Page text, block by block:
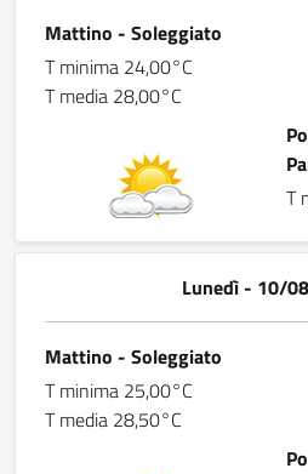
Mattino - Soleggiato
T minima 24,00°C
T media 28,00°C
T
Lunedì - 10/
Mattino - Soleggiato
T minima 25,00°C
T media 28,50°C